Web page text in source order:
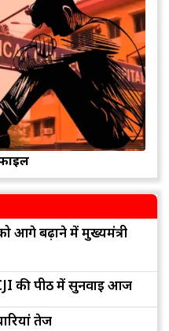
आगे बढ़ाने में मुख्यमंत्री
की पीठ में सुनवाई आज
तेज